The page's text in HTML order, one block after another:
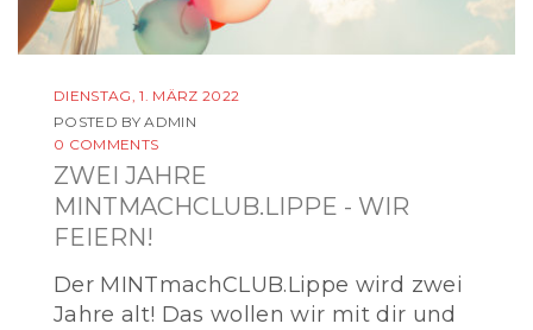
DIENSTAG, 1. MÄRZ 2022
POSTED BYADMIN
0 COMMENTS
ZWEI JAHRE
MINTMACHCLUB.LIPPE - WIR
FEIERN!
Der MINTmachCLUB.Lippe wird zwei
Jahre alt! Das wollen wir mit dir und